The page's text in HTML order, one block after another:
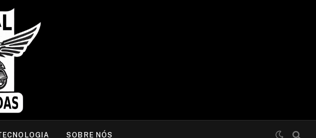
SOBRE NÓS